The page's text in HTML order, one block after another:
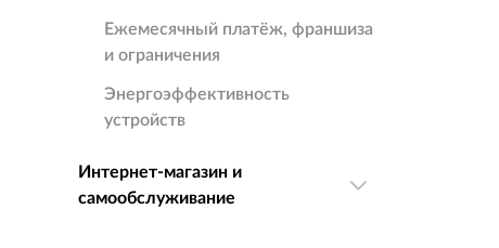
Ежемесячный платёж, франшиза
и ограничения
Энергоэффективность
устройств
Интернет-магазин и
самообслуживание